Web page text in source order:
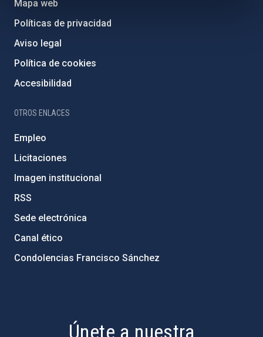
Mapa web
Políticas de privacidad
Aviso legal
Política de cookies
Accesibilidad
OTROS ENLACES
Empleo
Licitaciones
Imagen institucional
RSS
Sede electrónica
Canal ético
Condolencias Francisco Sánchez
Únete a nuestra